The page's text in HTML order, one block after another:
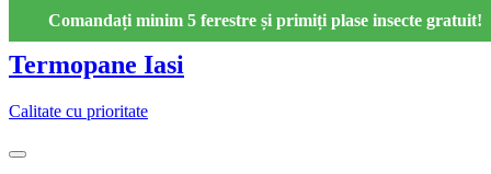
Comandați minim 5 ferestre și primiți plase insecte gratuit!
content
Termopane Iasi
Calitate cu prioritate